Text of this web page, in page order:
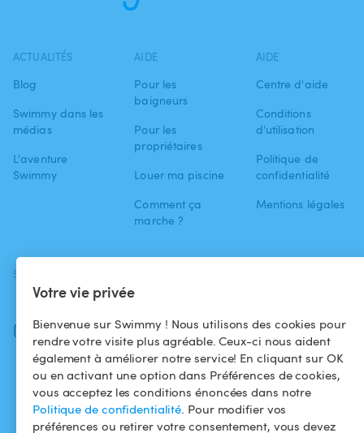
Votre vie privée
Bienvenue sur Swimmy ! Nous utilisons des cookies pour
rendre votre visite plus agréable. Ceux-ci nous aident
également à améliorer notre service! En cliquant sur OK
ou en activant une option dans Préférences de cookies,
vous acceptez les conditions énoncées dans notre
Politique de confidentialité. Pour modifier vos
préférences ou retirer votre consentement, vous devez
ACTUALITÉS
Blog
Swimmy dans les
médias
L'aventure
Swimmy
AIDE
Pour les
baigneurs
Pour les
propriétaires
Louer ma piscine
Comment ça
marche ?
AIDE
Centre d'aide
Conditions
d'utilisation
Politique de
confidentialité
Mentions légales
SUIVEZ-NOUS
Facebook
Instagram